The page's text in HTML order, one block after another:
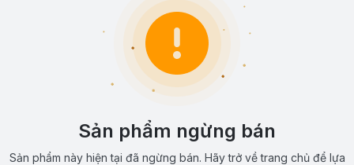
Sản phẩm ngừng bán
Sản phẩm này hiện tại đã ngừng bán. Hãy trở về trang chủ để lựa